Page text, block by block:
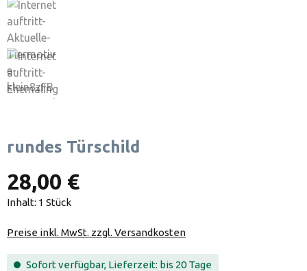
rundes Türschild
28,00 €
Inhalt: 1 Stück
Preise inkl. MwSt. zzgl. Versandkosten
Sofort verfügbar, Lieferzeit: bis 20 Tage